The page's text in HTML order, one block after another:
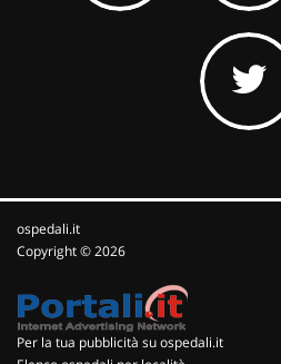
ospedali.it
Copyright © 2026
Per la tua pubblicità su ospedali.it